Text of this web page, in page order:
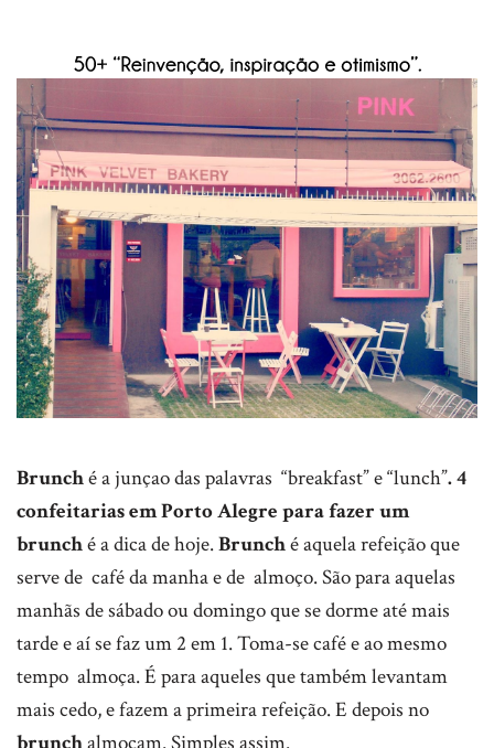
Brunché a junçao das palavras “breakfast” e “lunch”. 4
confeitarias em Porto Alegre para fazer um
brunché a dica de hoje.Brunché aquela refeição que
serve de café da manha e de almoço. São para aquelas
manhãs de sábado ou domingo que se dorme até mais
tarde e aí se faz um 2 em 1. Toma-se café e ao mesmo
tempo almoça. É para aqueles que também levantam
mais cedo, e fazem a primeira refeição. E depois no